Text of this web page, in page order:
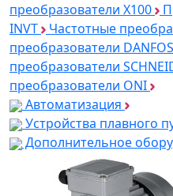
преобразователи Х100
INVT
Частотные
преобразователи
преобразователи
преобразователи ONI
Автоматизация
Устройства плавного
Дополнительное